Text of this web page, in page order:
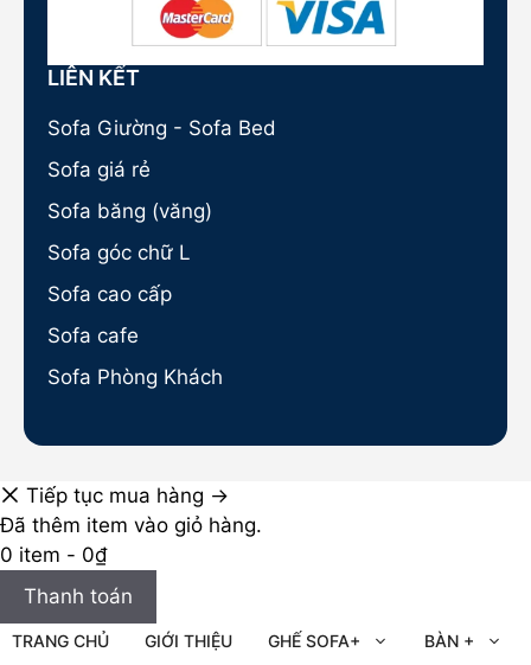
LIÊN KẾT
Sofa Giường - Sofa Bed
Sofa giá rẻ
Sofa băng (văng)
Sofa góc chữ L
Sofa cao cấp
Sofa cafe
Sofa Phòng Khách
Tiếp tục mua hàng →
Đã thêm item vào giỏ hàng.
0 item - 0₫
Thanh toán
TRANG CHỦ GIỚI THIỆU GHẾ SOFA+ BÀN +